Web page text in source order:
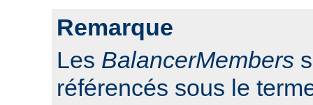
Remarque
Les BalancerMembers
référencés sous le